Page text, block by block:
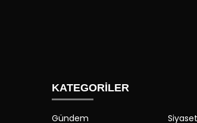
KATEGORİLER
Gündem Siyaset